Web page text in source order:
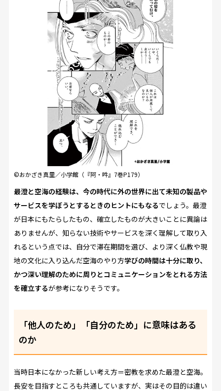
©おかざき真里／小学館（『阿・吽』7巻P179）
最澄と空海の経験は、今の時代に外の世界に出て未知の製品や
サービスを学ぼうとするときのヒントにもなるでしょう。最澄
が日本にもたらしたもの、確立したものが大きいことに異論は
ありませんが、知らない技術やサービスを深く理解して取り入
れるという点では、自分で滞在期間を選び、より深く仏教や現
地の文化に入り込んだ空海のやり方――学びの時間は十分に取り、
かつ深い理解のために周りとコミュニケーションをとれる方法
を確立する――が参考になりそうです。
「他人のため」「自分のため」に意味はある
のか
当時日本になかった新しい考え方＝密教を求めた最澄と空海。
長安を目指すところも共通していますが、実はその目的は違い